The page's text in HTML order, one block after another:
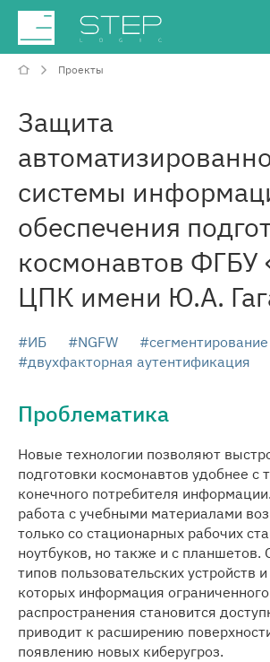
Проекты
Защита
системы
обеспечения
космонавтов
ЦПК имени Ю.А.
#ИБ #NGFW
#сегментирование
#двухфакторная аутентификация
Проблематика
Новые технологии позволяют
подготовки космонавтов удобнее с
конечного потребителя
работа с учебными материалами
только со стационарных рабочих
ноутбуков, но также и с планшетов.
типов пользовательских устройств
которых информация ограниченного
распространения становится
приводит к расширению
появлению новых киберугроз.
О компании
Компетенции и
Отрасли
Проекты
Медиацентр
Карьера
Контакты